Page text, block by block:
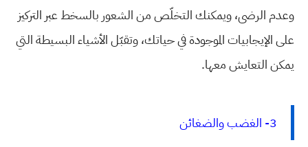
وعدم الرضى، ويمكنك التخلّص من الشعور بالسخط عبر التركيز
على الإيجابيات الموجودة في حياتك، وتقبّل الأشياء البسيطة التي
يمكن التعايش معها.
3- الغضب والضغائن